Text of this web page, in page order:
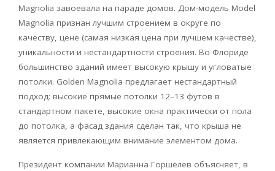
Magnolia завоевала на параде домов. Дом-модель Model
Magnolia признан лучшим строением в округе по
качеству, цене (самая низкая цена при лучшем качестве),
уникальности и нестандартности строения. Во Флориде
большинство зданий имеет высокую крышу и угловатые
потолки. Golden Magnolia предлагает нестандартный
подход: высокие прямые потолки 12–13 футов в
стандартном пакете, высокие окна практически от пола
до потолка, а фасад здания сделан так, что крыша не
является привлекающим внимание элементом дома.
Президент компании Марианна Горшелев объясняет, в